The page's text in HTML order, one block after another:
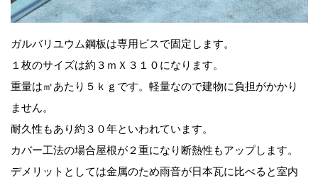
ガルバリユウム鋼板は専用ビスで固定します。
１枚のサイズは約３ｍＸ３１０になります。
重量は㎡あたり５ｋｇです。軽量なので建物に負担がかかり
ません。
耐久性もあり約３０年といわれています。
カバー工法の場合屋根が２重になり断熱性もアップします。
デメリットとしては金属のため雨音が日本瓦に比べると室内